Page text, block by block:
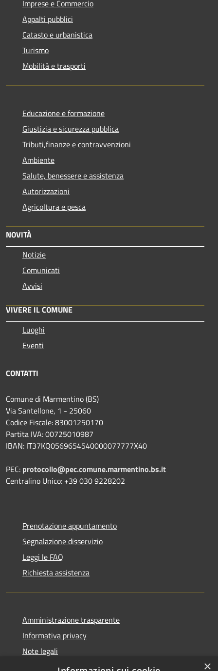
Imprese e Commercio
Appalti pubblici
Catasto e urbanistica
Turismo
Mobilità e trasporti
Educazione e formazione
Giustizia e sicurezza pubblica
Tributi,finanze e contravvenzioni
Ambiente
Salute, benessere e assistenza
Autorizzazioni
Agricoltura e pesca
NOVITÀ
Notizie
Comunicati
Avvisi
VIVERE IL COMUNE
Luoghi
Eventi
CONTATTI
Comune di Marmentino (BS)
Via Santellone, 1 - 25060
Codice Fiscale: 83001250170
Partita IVA: 00725010987
IBAN: IT37KQ0569654540000077777X40
PEC: protocollo@pec.comune.marmentino.bs.it
Centralino Unico: +39 030 9228202
Prenotazione appuntamento
Segnalazione disservizio
Leggi le FAQ
Richiesta assistenza
Amministrazione trasparente
Informativa privacy
Note legali
Dichiarazione di accessibilità
×